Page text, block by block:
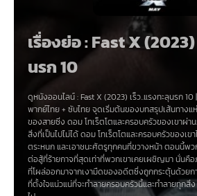
เรื่องย่อ : Fast X (2023)
นรก 10
ดูหนังออนไลน์ :Fast X (2023) เร็ว..แรงทะลุนรก 10 |
พากย์ไทย + ซับไทย จุดเริ่มต้นของบทสรุปเส้นทางแ
ของสายซิ่ง ดอม โทเร็ตโตและครอบครัวของเขาผ่
สิ่งที่เป็นไปไม่ได้ ดอม โทเร็ตโตและครอบครัวของเ
ตระหนก และเอาชนะศัตรูทุกคนที่ขวางหน้า ตอนนี้พ
ต่อสู้ที่ร้ายกาจที่สุดเท่าที่พวกเขาเคยเผชิญมา นั่นคื
ที่โผล่ออกมาจากเงามืดของอดีตซึ่งถูกกระตุ้นด้วยก
ที่ตั้งใจแน่วแน่ที่จะทำลายครอบครัวนี้และทำลายทุก